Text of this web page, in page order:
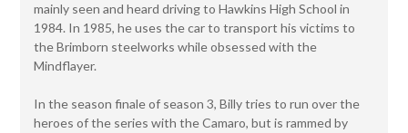
mainly seen and heard driving to Hawkins High School in
1984. In 1985, he uses the car to transport his victims to
the Brimborn steelworks while obsessed with the
Mindflayer.
In the season finale of season 3, Billy tries to run over the
heroes of the series with the Camaro, but is rammed by